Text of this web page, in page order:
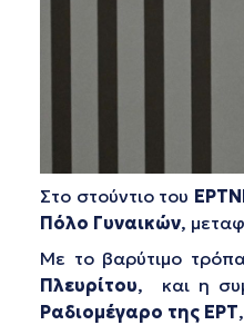
Στο στούντιο του
Πόλο Γυναικών,
Με το βαρύτιμο
Πλευρίτου, και η
Ραδιομέγαρο της ΕΡΤ